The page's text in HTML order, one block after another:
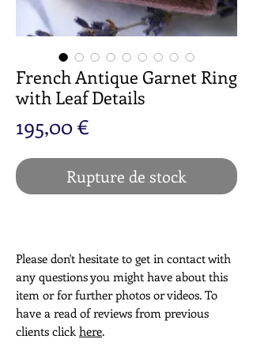
French Antique Garnet Ring
with Leaf Details
195,00 €
Rupture de stock
Please don't hesitate to get in contact with
any questions you might have about this
item or for further photos or videos. To
have a read of reviews from previous
clients click here.